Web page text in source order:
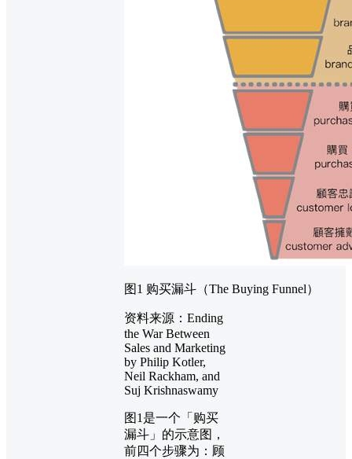
图1 购买漏斗（The Buying Funnel）
资料来源：Ending
the War Between
Sales and Marketing
by Philip Kotler,
Neil Rackham, and
Suj Krishnaswamy
图1是一个「购买
漏斗」的示意​​图，
前四个步骤为：顾